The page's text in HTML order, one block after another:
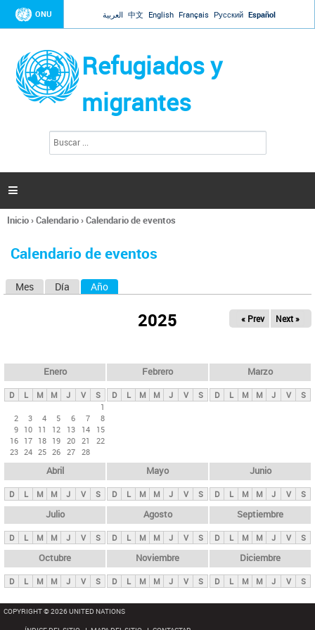
Jump to navigation
ONU العربية 中文 English Français Русский Español
Refugiados y
migrantes
l
d
s

Se
usted
Inicio›Calendario›Calendario de eventos
Calendario de eventos
s
p
n
i
p
a
l
s
Mes Día Año
2025 « Prev Next »
Enero
D L M M J V
S
1
2
3 4 5 6 7
8
9 10 11 12 13 14
15
16 17 18 19 20 21
22
23 24 25 26 27 28
Febrero
D L M M J V S
Marzo
D L M M J V S
Abril
D L M M J V S
Mayo
D L M M J V S
Junio
D L M M J V S
Julio
D L M M J V S
Agosto
D L M M J V S
Septiembre
D L M M J V S
Octubre
D L M M J V S
Noviembre
D L M M J V S
Diciembre
D L M M J V S
COPYRIGHT © 2026 UNITED NATIONS